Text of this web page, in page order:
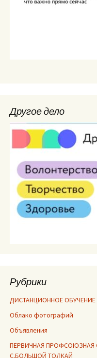
Другое дело
Рубрики
ДИСТАНЦИОННОЕ ОБУЧЕНИЕ
Облако фотографий
Объявления
ПЕРВИЧНАЯ ПРОФСОЮЗНАЯ
С.БОЛЬШОЙ ТОЛКАЙ